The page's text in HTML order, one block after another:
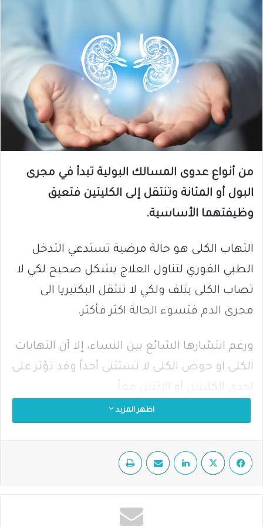
من أنواع عدوى المسالك البولية تبدأ في مجرى
البول أو المثانة وتنتقل إلى الكليتين فتعيق
وظيفتهما الأساسية.
التهاب الكلى هو حالة مرضية تستدعي التدخل
الطبي الفوري لتناول العلاج بشكل صحيح لكي لا
تصاب الكلى بتلف ولكي لا تنتقل البكتيريا الى
مجرى الدم فتسوء الحالة اكثر فأكثر.
ورغم انتشارها الشائع بين النساء، إلا أن التهابات
الكلى او حوض الكلى لا تستثني أحداً وقد تؤثر على
إحدى الكليتين أو الإثنين معاً.
ما هي العوامل التي تزيد من خطر الإصابة
بالتهاب الكلى؟
النساء معرضات للإصابة.
استخدام القسطرة البولية لوقت طويل.
انسداد المسالك البولية.
اظهر المزيد
فيسبوك لينكدإن مشاركة عبر البريد